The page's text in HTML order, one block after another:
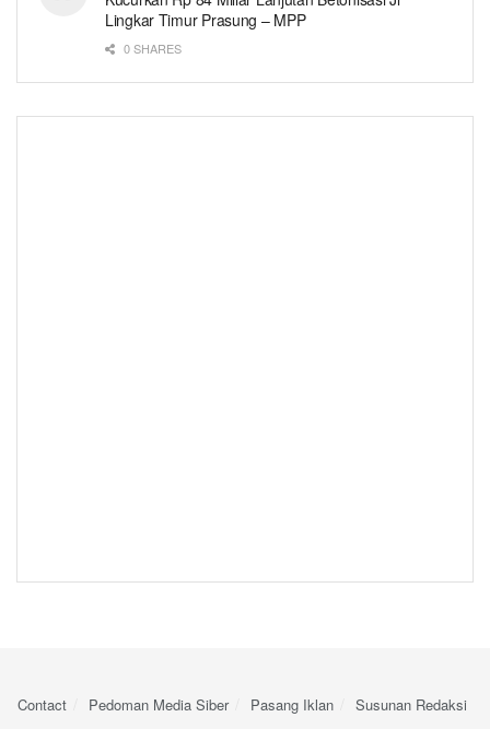
Lingkar Timur Prasung – MPP
0 SHARES
Contact Pedoman Media Siber Pasang Iklan Susunan Redaksi